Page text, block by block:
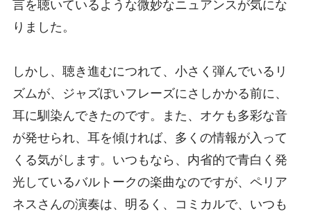
言を聴いているような微妙なニュアンスが気にな
りました。
しかし、聴き進むにつれて、小さく弾んでいるリ
ズムが、ジャズぽいフレーズにさしかかる前に、
耳に馴染んできたのです。また、オケも多彩な音
が発せられ、耳を傾ければ、多くの情報が入って
くる気がします。いつもなら、内省的で青白く発
光しているバルトークの楽曲なのですが、ペリア
ネスさんの演奏は、明るく、コミカルで、いつも